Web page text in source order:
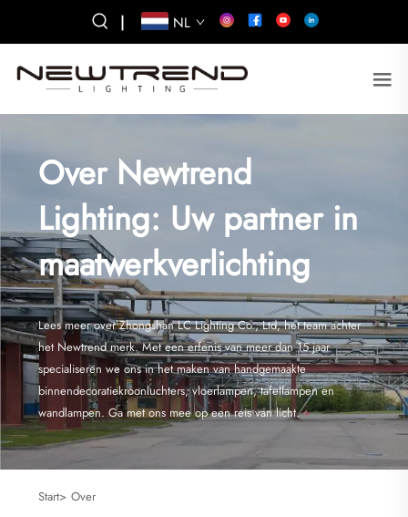
| NL
Over Newtrend
Lighting: Uw partner in
maatwerkverlichting
Lees meer over Zhongshan LC Lighting Co., Ltd, het team achter
het Newtrend merk. Met een erfenis van meer dan 15 jaar
specialiseren we ons in het maken van handgemaakte
binnendecoratiekroonluchters, vloerlampen, tafellampen en
wandlampen. Ga met ons mee op een reis van licht.
Start> Over